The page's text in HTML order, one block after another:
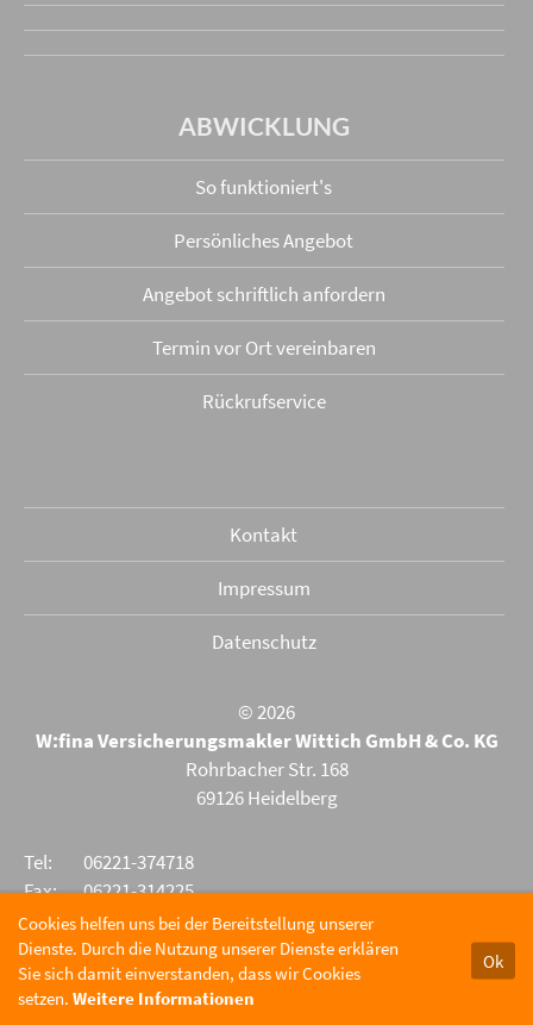
ABWICKLUNG
So funktioniert's
Persönliches Angebot
Angebot schriftlich anfordern
Termin vor Ort vereinbaren
Rückrufservice
Kontakt
Impressum
Datenschutz
© 2026
W:fina Versicherungsmakler Wittich GmbH & Co. KG
Rohrbacher Str. 168
69126 Heidelberg
Tel:
06221-374718
Fax:
06221-314225
E-Mail:olaf.wittich@wittich-hd.de
Cookies helfen uns bei der Bereitstellung unserer
Dienste. Durch die Nutzung unserer Dienste erklären
Sie sich damit einverstanden, dass wir Cookies
setzen. Weitere Informationen
Ok